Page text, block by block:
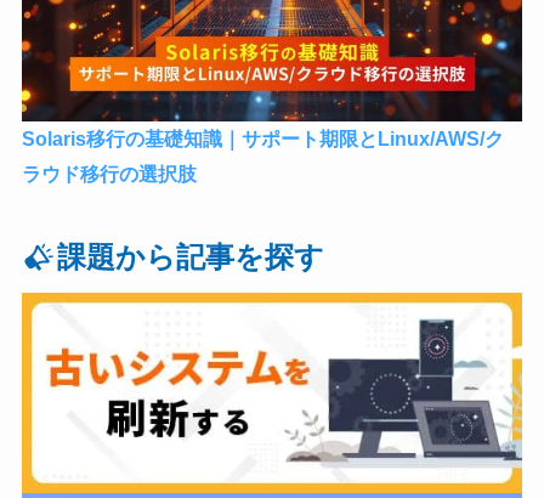
Solaris移行の基礎知識｜サポート期限とLinux/AWS/ク
ラウド移行の選択肢
課題から記事を探す